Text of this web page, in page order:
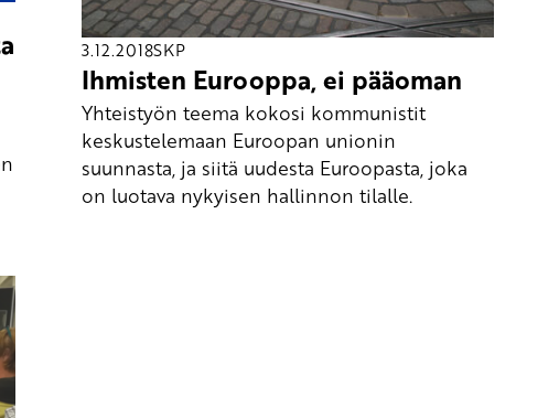
3.12.2018SKP
Ihmisten Eurooppa, ei pääoman
Yhteistyön teema kokosi kommunistit
keskustelemaan Euroopan unionin
suunnasta, ja siitä uudesta Euroopasta, joka
on luotava nykyisen hallinnon tilalle.